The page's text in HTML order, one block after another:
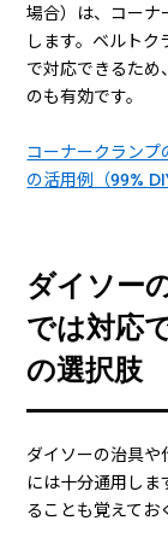
場合）は、コー
します。ベルト
で対応できるため
のも有効です。
コーナークラン
の活用例（99%
ダイソー
では対応
の選択肢
ダイソーの治具や
には十分通用し
ることも覚えてお